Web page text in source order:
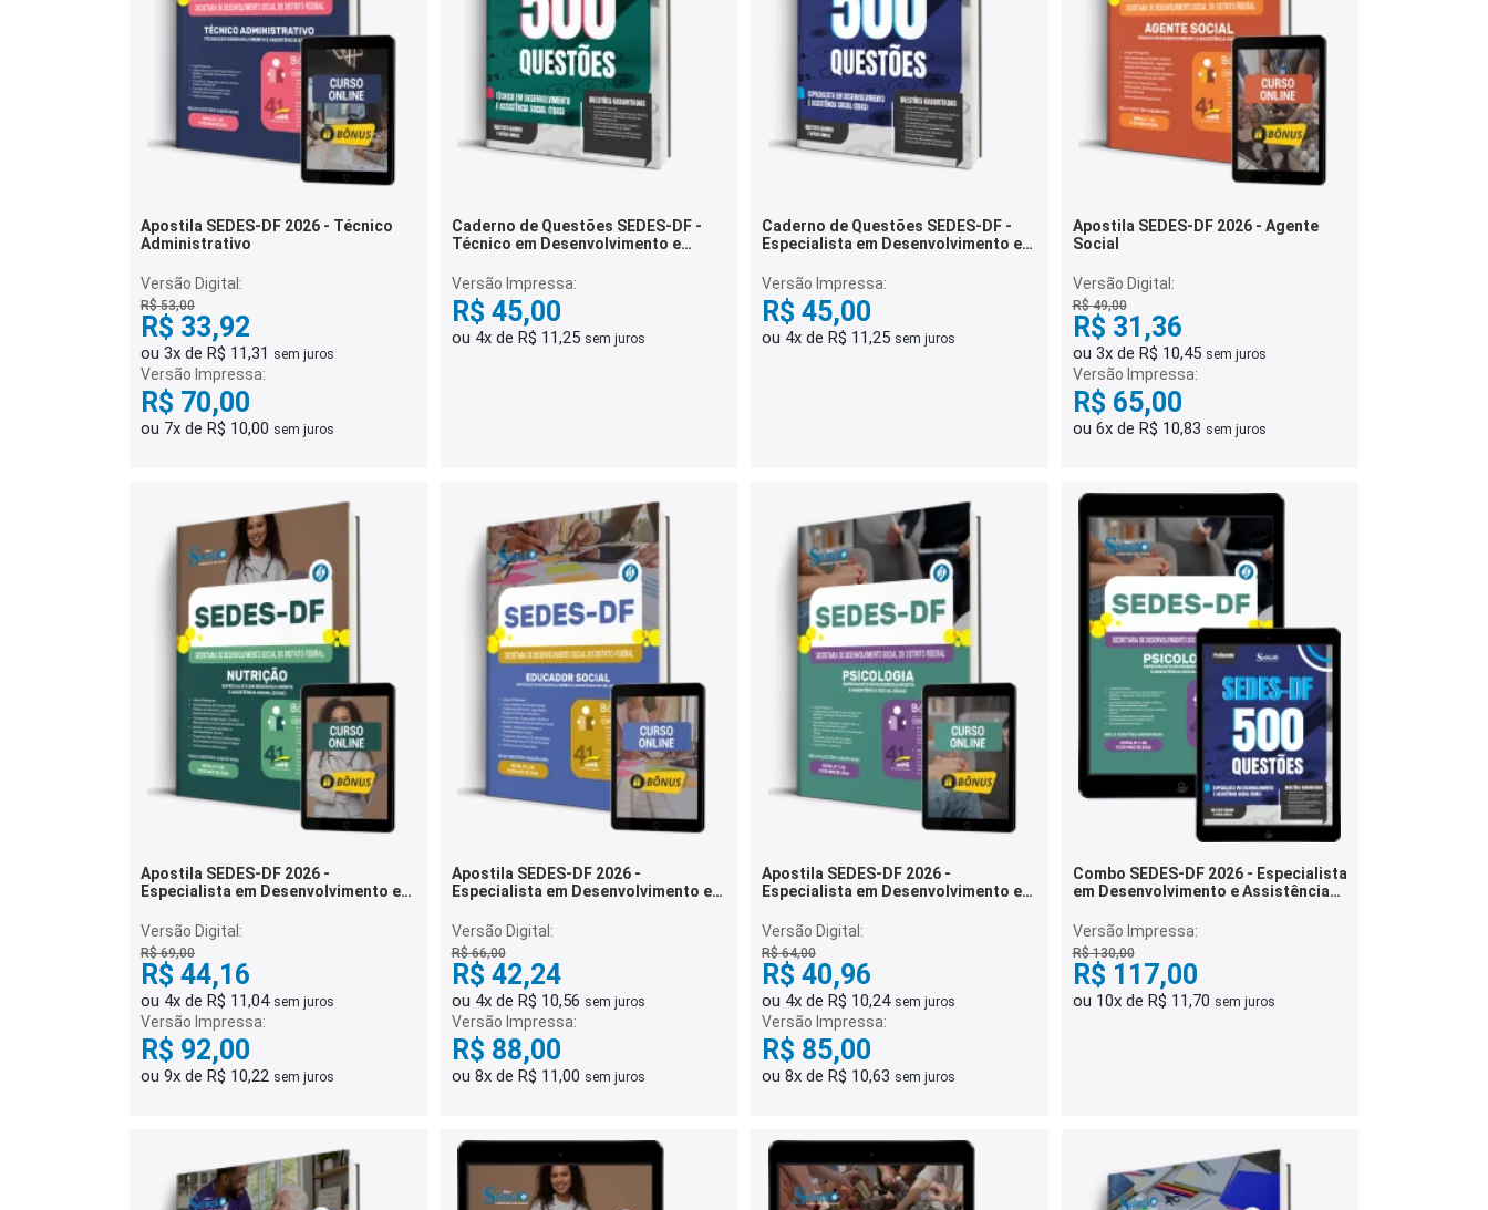
Apostila SEDES-DF 2026 - Técnico
Administrativo
Versão Digital:
R$ 53,00
R$ 33,92
ou 3x de R$ 11,31 sem juros
Versão Impressa:
R$ 70,00
ou 7x de R$ 10,00 sem juros
Caderno de Questões SEDES-DF -
Técnico em Desenvolvimento e
Questões Gabaritadas
Versão Impressa:
R$ 45,00
ou 4x de R$ 11,25 sem juros
Caderno de Questões SEDES-DF -
Especialista em Desenvolvimento e
Questões Gabaritadas
Versão Impressa:
R$ 45,00
ou 4x de R$ 11,25 sem juros
Apostila SEDES-DF 2026 - Agente
Social
Versão Digital:
R$ 49,00
R$ 31,36
ou 3x de R$ 10,45 sem juros
Versão Impressa:
R$ 65,00
ou 6x de R$ 10,83 sem juros
Apostila SEDES-DF 2026 -
Especialista em Desenvolvimento e
Versão Digital:
R$ 69,00
R$ 44,16
ou 4x de R$ 11,04 sem juros
Versão Impressa:
R$ 92,00
ou 9x de R$ 10,22 sem juros
Apostila SEDES-DF 2026 -
Especialista em Desenvolvimento e
Educador Social
Versão Digital:
R$ 66,00
R$ 42,24
ou 4x de R$ 10,56 sem juros
Versão Impressa:
R$ 88,00
ou 8x de R$ 11,00 sem juros
Apostila SEDES-DF 2026 -
Especialista em Desenvolvimento e
Psicologia
Versão Digital:
R$ 64,00
R$ 40,96
ou 4x de R$ 10,24 sem juros
Versão Impressa:
R$ 85,00
ou 8x de R$ 10,63 sem juros
Combo SEDES-DF 2026 - Especialista
em Desenvolvimento e Assistência
Versão Impressa:
R$ 130,00
R$ 117,00
ou 10x de R$ 11,70 sem juros